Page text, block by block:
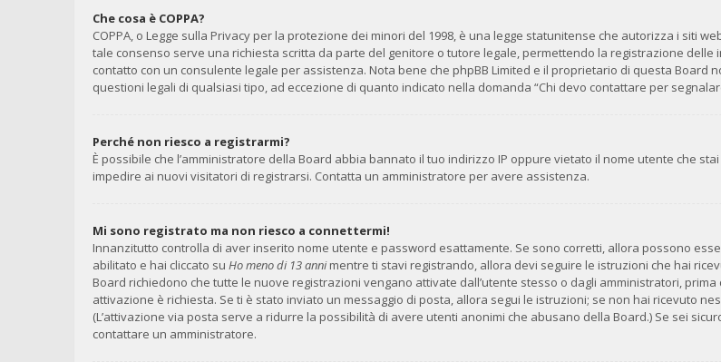
Che cosa è COPPA?
COPPA, o Legge sulla Privacy per la protezione dei minori del 1998, è una legge statunitense che autorizza i siti
tale consenso serve una richiesta scritta da parte del genitore o tutore legale, permettendo la registrazione
contatto con un consulente legale per assistenza. Nota bene che phpBB Limited e il proprietario di questa
questioni legali di qualsiasi tipo, ad eccezione di quanto indicato nella domanda “Chi devo contattare per
Perché non riesco a registrarmi?
È possibile che l’amministratore della Board abbia bannato il tuo indirizzo IP oppure vietato il nome utente che
impedire ai nuovi visitatori di registrarsi. Contatta un amministratore per avere assistenza.
Mi sono registrato ma non riesco a connettermi!
Innanzitutto controlla di aver inserito nome utente e password esattamente. Se sono corretti, allora possono
abilitato e hai cliccato su Ho meno di 13 annimentre ti stavi registrando, allora devi seguire le istruzioni che hai
Board richiedono che tutte le nuove registrazioni vengano attivate dall’utente stesso o dagli amministratori,
attivazione è richiesta. Se ti è stato inviato un messaggio di posta, allora segui le istruzioni; se non hai ricevuto
(L’attivazione via posta serve a ridurre la possibilità di avere utenti anonimi che abusano della Board.) Se sei
contattare un amministratore.